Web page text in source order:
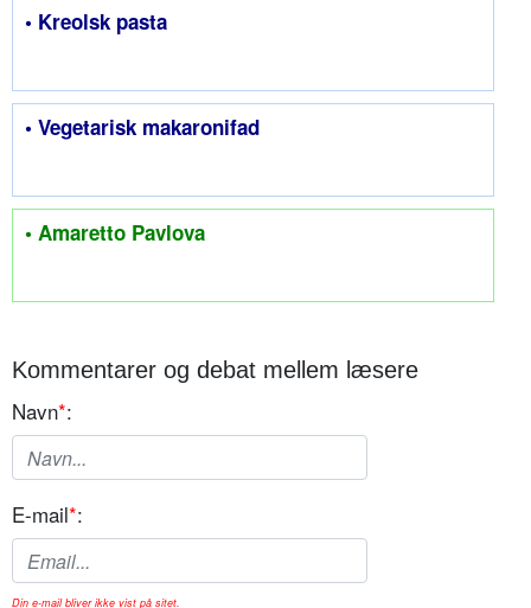
• Kreolsk pasta
• Vegetarisk makaronifad
• Amaretto Pavlova
Kommentarer og debat mellem læsere
Navn*:
E-mail*:
Din e-mail bliver ikke vist på sitet.